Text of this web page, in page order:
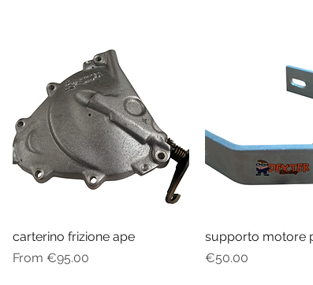
Quick View
carterino frizione ape
From €95.00
Sale Price
Quick
supporto motore
Price
€50.00